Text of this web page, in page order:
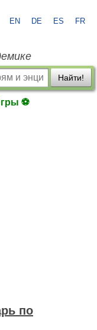
EN DE ES FR
Найти!
⚽
по